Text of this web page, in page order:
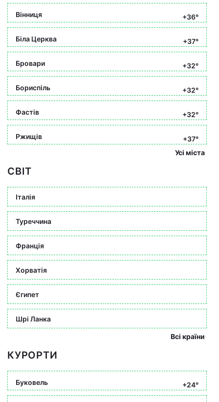
Вінниця +36°
Біла Церква +37°
Бровари +32°
Бориспіль +32°
Фастів +32°
Ржищів
+37°
Усі міста
СВІТ
Італія
Туреччина
Франція
Хорватія
Єгипет
Шрі Ланка
Всі країни
КУРОРТИ
Буковель +24°